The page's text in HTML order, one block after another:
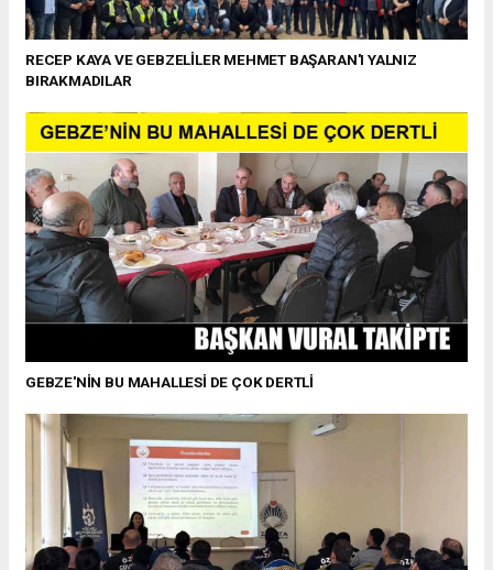
RECEP KAYA VE GEBZELİLER MEHMET BAŞARAN'I YALNIZ
BIRAKMADILAR
GEBZE'NİN BU MAHALLESİ DE ÇOK DERTLİ